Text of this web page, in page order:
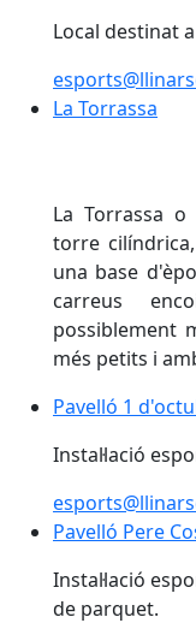
Local destinat
La Torrassa
La Torrassa
La Torrassa
torre
una base
carreus
possiblement
més petits i
Pavelló 1
Pavelló 1
Instal·lació
Pavelló Pere
Pavelló Pere
Instal·lació
de parquet.